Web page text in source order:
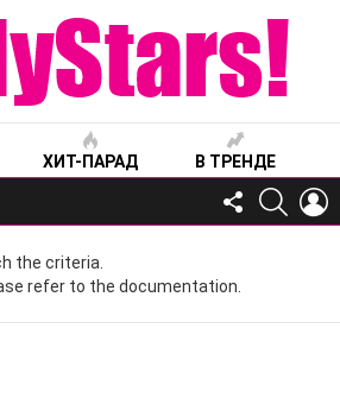
ХИТ-ПАРАД В ТРЕНДЕ
FOLLOW
US
the criteria.
refer to the documentation.